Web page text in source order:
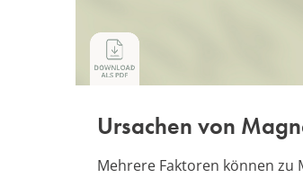
Ursachen von
Mehrere Faktoren können zu